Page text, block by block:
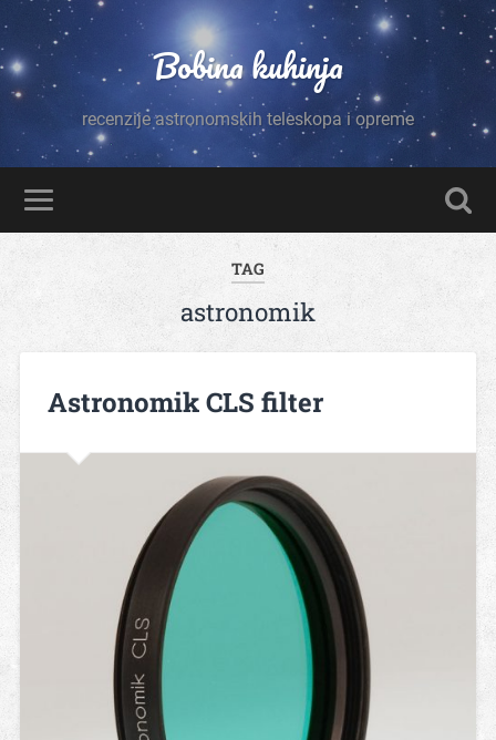
Bobina kuhinja
recenzije astronomskih teleskopa i opreme
TAG
astronomik
Astronomik CLS filter